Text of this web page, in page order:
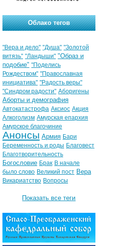
Облако тегов
"Вера и дело" "Душа" "Золотой
витязь" "Ландыши" "Образ и
подобие" "Поделись
Рождеством" "Православная
инициатива" "Радость веры"
"Синдром радости" Аборигены
Аборты и демография
Автокатастрофа Аксиос Акция
Алкоголизм Амурская епархия
Амурское благочиние
Анонсы Армия Бари
Беременность и роды Благовест
Благотворительность
Богословие Брак В начале
было слово Великий пост Вера
Викариатство Вопросы
Показать все теги